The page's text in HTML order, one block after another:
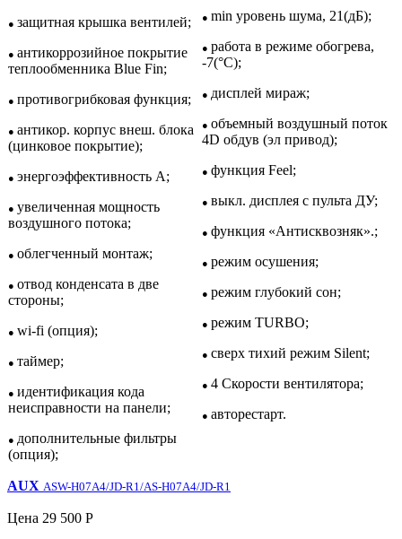
● защитная крышка вентилей;
● антикоррозийное покрытие
теплообменника Blue Fin;
● противогрибковая функция;
● антикор. корпус внеш. блока
(цинковое покрытие);
● энергоэффективность A;
● увеличенная мощность
воздушного потока;
● облегченный монтаж;
● отвод конденсата в две
стороны;
● wi-fi (опция);
● таймер;
● идентификация кода
неисправности на панели;
● дополнительные фильтры
(опция);
● min уровень шума, 21(дБ);
● работа в режиме обогрева,
-7(°С);
● дисплей мираж;
● объемный воздушный поток
4D обдув (эл привод);
● функция Feel;
● выкл. дисплея с пульта ДУ;
● функция «Антисквозняк».;
● режим осушения;
● режим глубокий сон;
● режим TURBO;
● сверх тихий режим Silent;
● 4 Скорости вентилятора;
● авторестарт.
AUX ASW-H07A4/JD-R1/AS-H07A4/JD-R1
Цена 29 500 Р